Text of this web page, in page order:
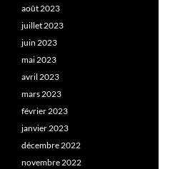
août 2023
juillet 2023
juin 2023
mai 2023
avril 2023
mars 2023
février 2023
janvier 2023
décembre 2022
novembre 2022